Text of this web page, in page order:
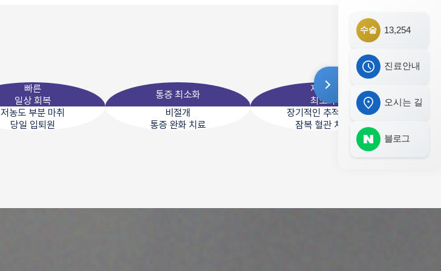
빠른
일상 회복
저농도 부분 마취
당일 입퇴원
통증 최소화
비절개
통증 완화 치료
재발률
최소화
장기적인 추적 관찰
잠복 혈관 치료
수술 13,254
진료안내
오시는 길
블로그